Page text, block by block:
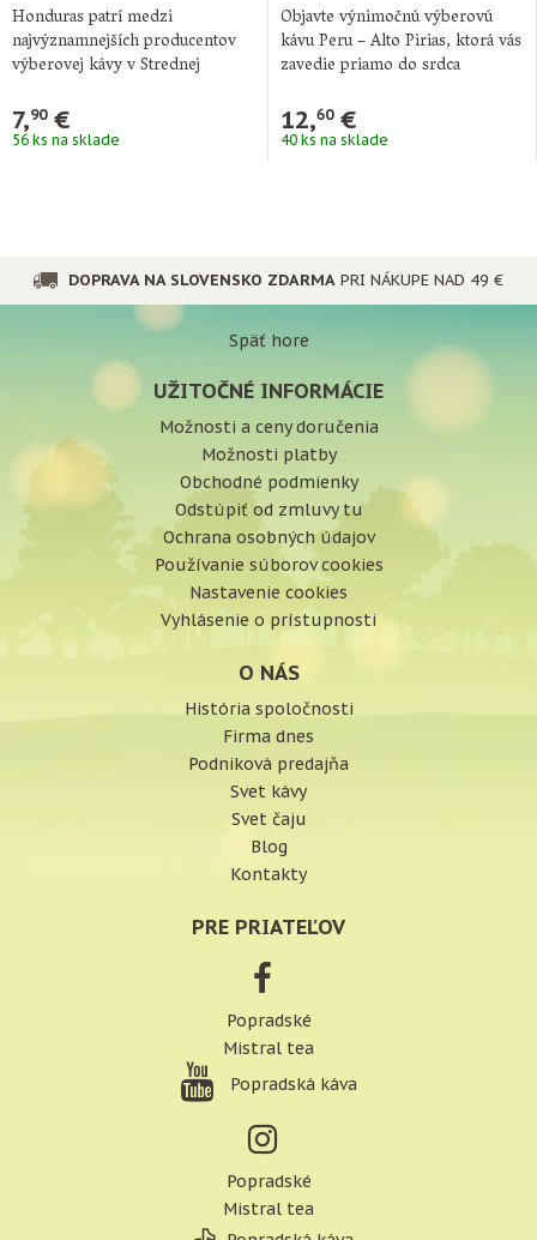
Honduras patrí medzi
najvýznamnejších producentov
výberovej kávy v Strednej
predovšetkým kvalitnými …
7,90€
56 ks na sklade
Objavte výnimočnú výberovú
kávu Peru – Alto Pirias, ktorá vás
zavedie priamo do srdca
12,60€
40 ks na sklade
DOPRAVA NA SLOVENSKO ZDARMA PRI NÁKUPE NAD 49 €
Späť hore
UŽITOČNÉ INFORMÁCIE
Možnosti a ceny doručenia
Možnosti platby
Obchodné podmienky
Odstúpiť od zmluvy tu
Ochrana osobných údajov
Používanie súborov cookies
Nastavenie cookies
Vyhlásenie o prístupnosti
O NÁS
História spoločnosti
Firma dnes
Podniková predajňa
Svet kávy
Svet čaju
Blog
Kontakty
PRE PRIATEĽOV
Popradské
Mistral tea
Popradská káva
Popradské
Mistral tea